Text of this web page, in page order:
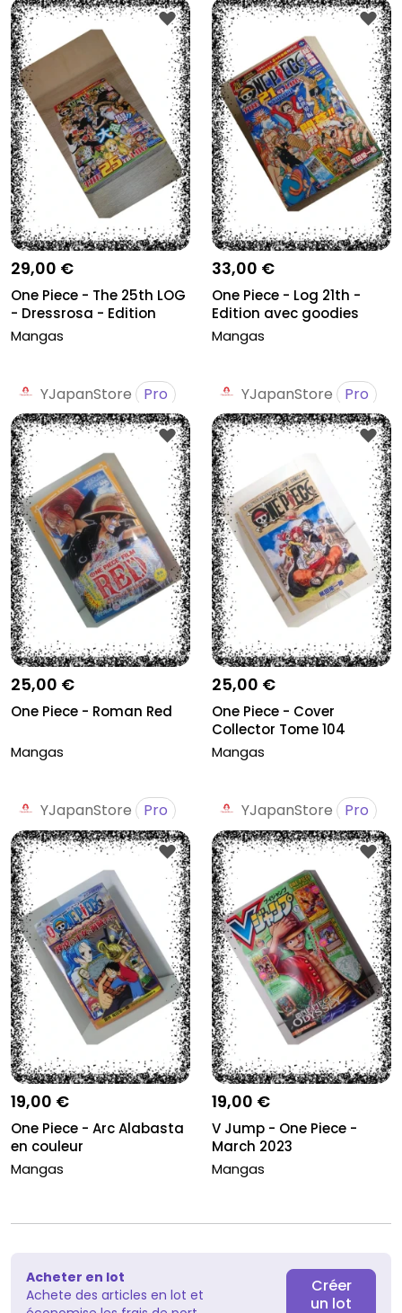
29,00 €
One Piece - The 25th LOG
- Dressrosa - Edition
ave...
Mangas
33,00 €
One Piece - Log 21th -
Edition avec goodies
Mangas
YJapanStore Pro
25,00 €
One Piece - Roman Red
Mangas
YJapanStore Pro
25,00 €
One Piece - Cover
Collector Tome 104
Mangas
YJapanStore Pro
19,00 €
One Piece - Arc Alabasta
en couleur
Mangas
YJapanStore Pro
19,00 €
V Jump - One Piece -
March 2023
Mangas
Acheter en lot
Achete des articles en lot et
Créer
un lot